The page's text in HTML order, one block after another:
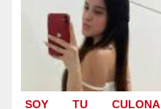
SOY TU CULONA